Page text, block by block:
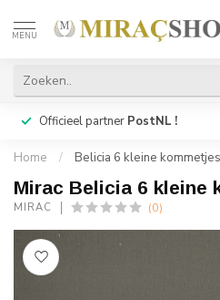
MENU
Officieel partner PostNL !
Home / Belicia 6 kleine kommetjes
Mirac Belicia 6 kleine
MIRAC (0)